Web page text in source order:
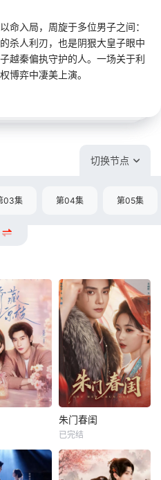
命入局，周旋于多位男子之间：
杀人利刃，也是阴狠大皇子眼中
越秦偏执守护的人。一场关于利
博弈中凄美上演。
切换节点
03集 第04集 第05集
朱门春闺
已完结